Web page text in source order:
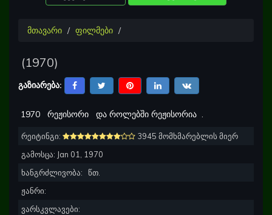
მთავარი ფილმები
(1970)
გაზიარება:
1970 რეჟისორი და როლებში რეჟისორია .
რეიტინგი:
3945 მომხმარებლის მიერ
გამოსცა: Jan 01, 1970
ხანგრძლივობა:
წთ.
ჟანრი:
ვარსკვლავები: